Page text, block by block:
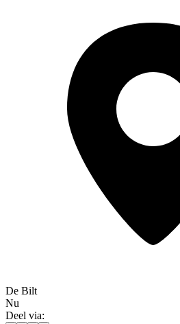
De Bilt
Nu
Deel via: